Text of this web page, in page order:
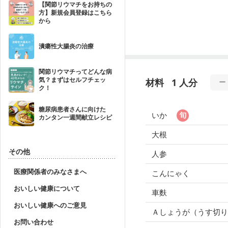
【関節リウマチをお持ちの
方】新規会員登録はこちら
から
潰瘍性大腸炎の治療
関節リウマチってどんな病
気？まずはセルフチェッ
ク！
糖尿病患者さんに向けた
カンタン一週間献立レシピ
その他
医療関係者のみなさまへ
おいしい健康について
おいしい健康へのご意見
お問い合わせ
材料 1 人分
いか
大根
人参
こんにゃく
車麩
Ａしょうが（うす切